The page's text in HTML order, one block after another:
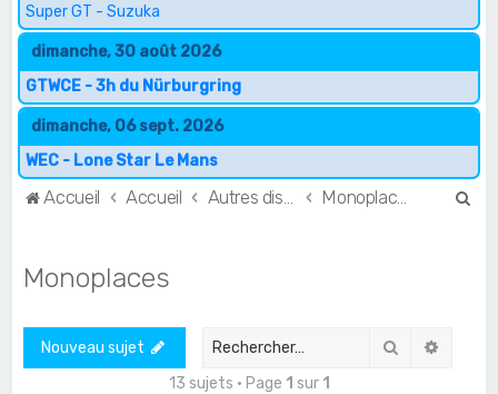
Super GT - Suzuka
dimanche, 30 août 2026
GTWCE - 3h du Nürburgring
dimanche, 06 sept. 2026
WEC - Lone Star Le Mans
Accueil Accueil
Monoplaces
Nouveau sujet Rechercher
13 sujets • Page 1 sur 1